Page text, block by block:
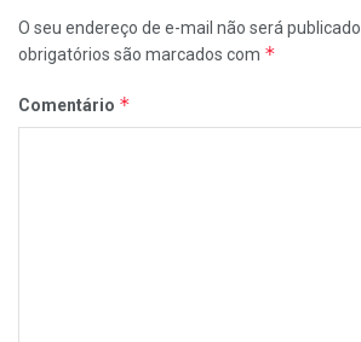
O seu endereço de e-mail não será publicado.
obrigatórios são marcados com *
Comentário *